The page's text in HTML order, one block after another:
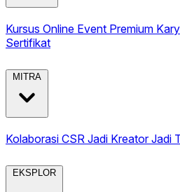
Kursus Online Event Premium
Sertifikat
MITRA
Kolaborasi CSR Jadi KreatorJadi
EKSPLOR